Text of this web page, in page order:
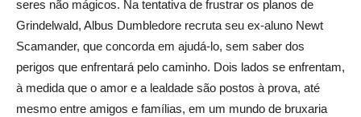
seres não mágicos. Na tentativa de frustrar os planos de
Grindelwald, Albus Dumbledore recruta seu ex-aluno Newt
Scamander, que concorda em ajudá-lo, sem saber dos
perigos que enfrentará pelo caminho. Dois lados se enfrentam,
à medida que o amor e a lealdade são postos à prova, até
mesmo entre amigos e famílias, em um mundo de bruxaria